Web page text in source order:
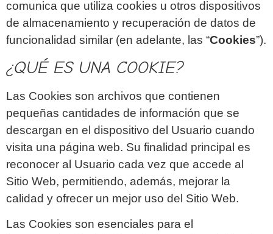
comunica que utiliza cookies u otros dispositivos
de almacenamiento y recuperación de datos de
funcionalidad similar (en adelante, las “Cookies”).
¿QUÉ ES UNA COOKIE?
Las Cookies son archivos que contienen
pequeñas cantidades de información que se
descargan en el dispositivo del Usuario cuando
visita una página web. Su finalidad principal es
reconocer al Usuario cada vez que accede al
Sitio Web, permitiendo, además, mejorar la
calidad y ofrecer un mejor uso del Sitio Web.
Las Cookies son esenciales para el